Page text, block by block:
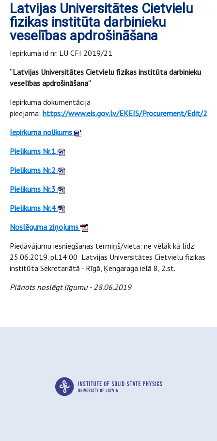
Latvijas Universitātes Cietvielu
fizikas institūta darbinieku
veselības apdrošināšana
Iepirkuma id nr. LU CFI 2019/21
“Latvijas Universitātes Cietvielu fizikas institūta darbinieku
veselības apdrošināšana”
Iepirkuma dokumentācija
pieejama: https://www.eis.gov.lv/EKEIS/Procurement/Edit/
Iepirkuma nolikums
Pielikums Nr.1
Pielikums Nr.2
Pielikums Nr.3
Pielikums Nr.4
Noslēguma ziņojums
Piedāvājumu iesniegšanas termiņš/vieta: ne vēlāk kā līdz
25.06.2019. pl.14:00 Latvijas Universitātes Cietvielu fizikas
institūta Sekretariātā - Rīgā, Ķengaraga ielā 8, 2.st.
Plānots noslēgt līgumu - 28.06.2019